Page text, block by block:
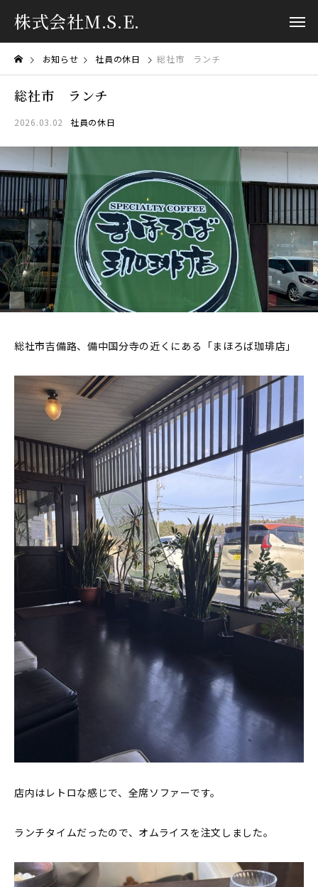
株式会社M.S.E.
お知らせ 社員の休日 総社市 ランチ
総社市 ランチ
2026.03.02 社員の休日
総社市吉備路、備中国分寺の近くにある「まほろば珈琲店」
店内はレトロな感じで、全席ソファーです。
ランチタイムだったので、オムライスを注文しました。